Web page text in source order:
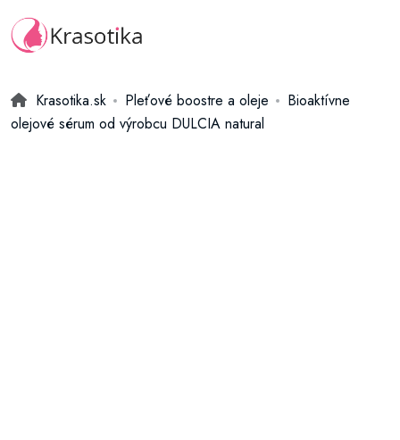
Krasotika.sk Pleťové boostre a oleje
Bioaktívne
olejové sérum od výrobcu DULCIA natural